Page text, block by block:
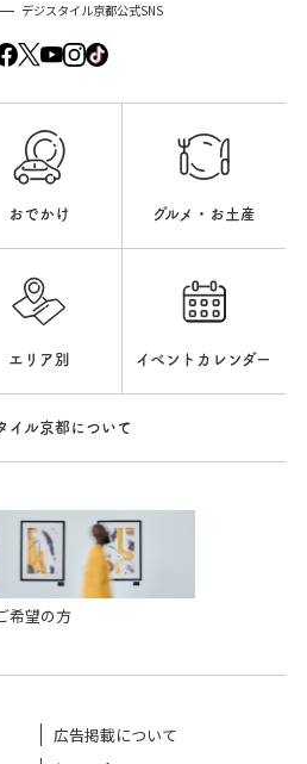
デジスタイル京都公式SNS
おでかけ グルメ・お土産
エリア別 イベントカレンダー
イル京都について
希望の方
広告掲載について